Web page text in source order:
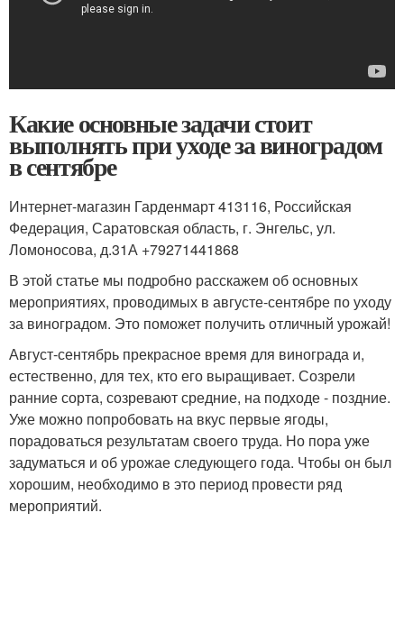
Какие основные задачи стоит
выполнять при уходе за виноградом
в сентябре
Интернет-магазин Гарденмарт 413116, Российская
Федерация, Саратовская область, г. Энгельс, ул.
Ломоносова, д.31А +79271441868
В этой статье мы подробно расскажем об основных
мероприятиях, проводимых в августе-сентябре по уходу
за виноградом. Это поможет получить отличный урожай!
Август-сентябрь прекрасное время для винограда и,
естественно, для тех, кто его выращивает. Созрели
ранние сорта, созревают средние, на подходе - поздние.
Уже можно попробовать на вкус первые ягоды,
порадоваться результатам своего труда. Но пора уже
задуматься и об урожае следующего года. Чтобы он был
хорошим, необходимо в это период провести ряд
мероприятий.